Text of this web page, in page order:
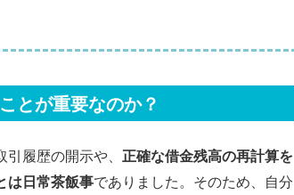
とが重要なのか？
履歴の開示や、 正確な借金残高の再計算を
は日常茶飯事でありました。そのため、自分